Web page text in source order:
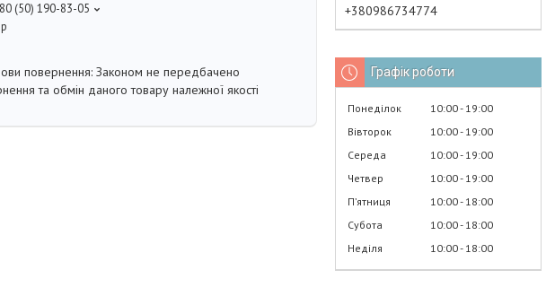
(50) 190-83-05
Законом не передбачено
та обмін даного товару належної якості
+380986734774
Графік роботи
Понеділок 10:00 19:00
Вівторок
10:00 19:00
Середа
10:00 19:00
Четвер
10:00 19:00
Пʼятниця
10:00 18:00
Субота
10:00 18:00
Неділя
10:00 18:00